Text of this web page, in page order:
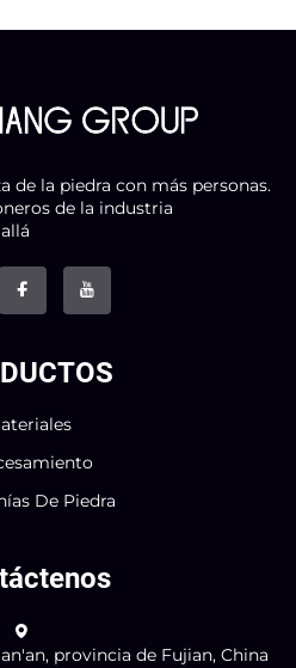
de la piedra con más personas.
de la industria
De Piedra
provincia de Fujian, China